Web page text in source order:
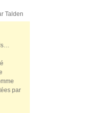
Talden
par